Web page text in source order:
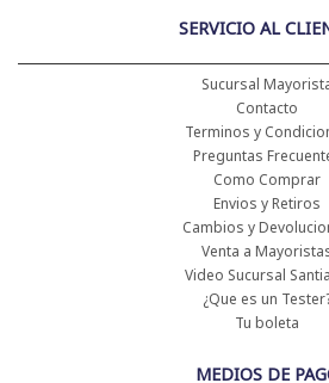
SERVICIO AL
Sucursal
Contacto
Terminos y
Preguntas
Como Comprar
Envios y Retiros
Cambios y
Venta a
Video Sucursal
¿Que es un
Tu boleta
MEDIOS DE